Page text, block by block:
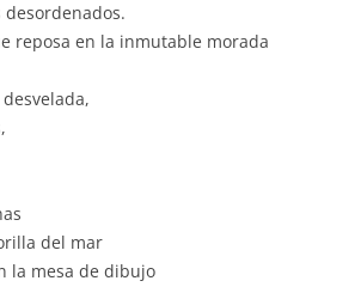
reposa en la inmutable morada
del mar
la mesa de dibujo